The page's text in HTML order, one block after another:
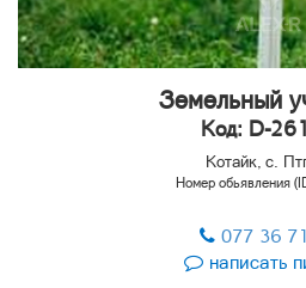
Земельный
Код: D-
Котайк, с.
Номер обьявления
077 36
написать